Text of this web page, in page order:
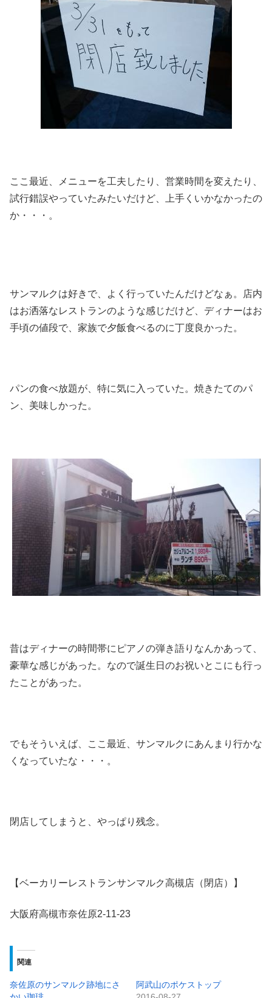
ここ最近、メニューを工夫したり、営業時間を変えたり、
試行錯誤やっていたみたいだけど、上手くいかなかったの
か・・・。
サンマルクは好きで、よく行っていたんだけどなぁ。店内
はお洒落なレストランのような感じだけど、ディナーはお
手頃の値段で、家族で夕飯食べるのに丁度良かった。
パンの食べ放題が、特に気に入っていた。焼きたてのパ
ン、美味しかった。
昔はディナーの時間帯にピアノの弾き語りなんかあって、
豪華な感じがあった。なので誕生日のお祝いとこにも行っ
たことがあった。
でもそういえば、ここ最近、サンマルクにあんまり行かな
くなっていたな・・・。
閉店してしまうと、やっぱり残念。
【ベーカリーレストランサンマルク高槻店（閉店）】
大阪府高槻市奈佐原2-11-23
関連
奈佐原のサンマルク跡地にさ
阿武山のポケストップ